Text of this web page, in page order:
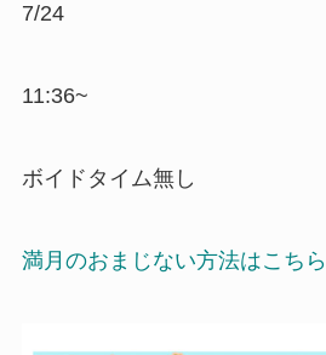
7/24
11:36~
ボイドタイム無し
満月のおまじない方法はこちら